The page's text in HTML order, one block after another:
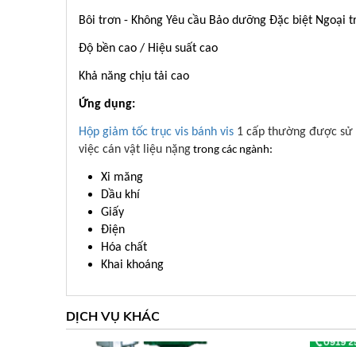
Bôi trơn - Không Yêu cầu Bảo dưỡng Đặc biệt Ngoại
Độ bền cao / Hiệu suất cao
Khả năng chịu tải cao
Ứng dụng:
Hộp giảm tốc trục vis bánh vis 1 cấp thường được sử
việc cán vật liệu nặng trong các ngành:
Xi măng
Dầu khí
Giấy
Điện
Hóa chất
Khai khoáng
DỊCH VỤ KHÁC